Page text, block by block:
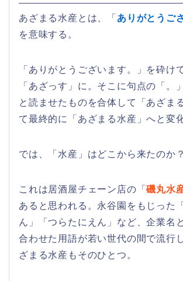
あざまる水産とは、「 ありがとうご
を意味する。
「ありがとうございます。」を砕け
「あざっす」に。そこに句点の「。
と読ませたものを合体して「あざま
て最終的に「あざまる水産」へと変
では、「水産」はどこから来たのか？
これは居酒屋チェーン店の「磯丸水
あると思われる。永谷園をもじった
ん」「つらたにえん」など、企業名
合わせた用語が若い世代の間で流行
ざまる水産もそのひとつ。